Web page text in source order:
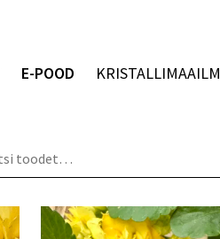
E-POOD KRISTALLIMAAILM